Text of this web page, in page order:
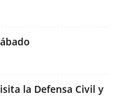
la Defensa Civil y